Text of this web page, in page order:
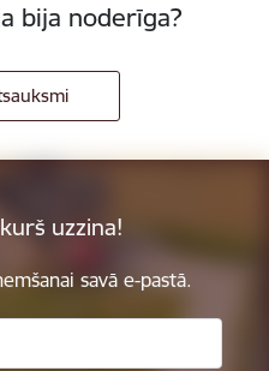
bija noderīga?
uzzina!
savā e-pastā.